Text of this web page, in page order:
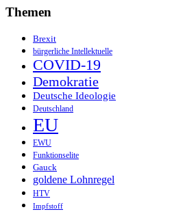
Themen
Brexit
bürgerliche Intellektuelle
COVID-19
Demokratie
Deutsche Ideologie
Deutschland
EU
EWU
Funktionselite
Gauck
goldene Lohnregel
HTV
Impfstoff